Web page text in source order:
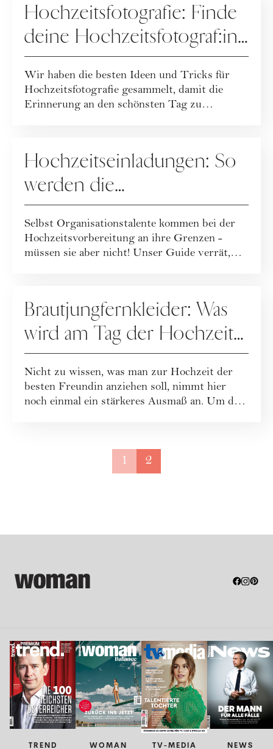
Hochzeitsfotografie: Finde
deine Hochzeitsfotograf:in
& Tipps für perfekte Fotos
Wir haben die besten Ideen und Tricks für
Hochzeitsfotografie gesammelt, damit die
Erinnerung an den schönsten Tag zu
Hochzeitseinladungen: So
werden die
Einladungskarten für deine
Hochzeit ein Hit
Selbst Organisationstalente kommen bei der
Hochzeitsvorbereitung an ihre Grenzen -
müssen sie aber nicht! Unser Guide verrät,
Brautjungfernkleider: Was
wird am Tag der Hochzeit
getragen?
Nicht zu wissen, was man zur Hochzeit der
besten Freundin anziehen soll, nimmt hier
noch einmal ein stärkeres Ausmaß an. Um dem
1 2
TREND WOMAN TV-MEDIA NEWS